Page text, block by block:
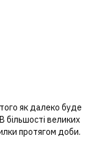
як далеко буде
більшості великих
протягом доби.